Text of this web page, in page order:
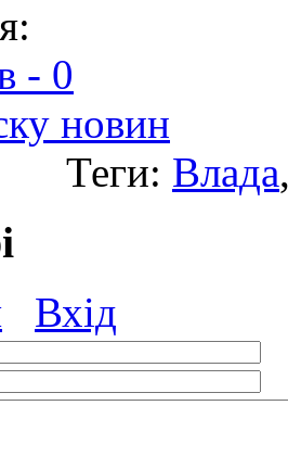
- 0
новин
Теги: Влада
Вхід